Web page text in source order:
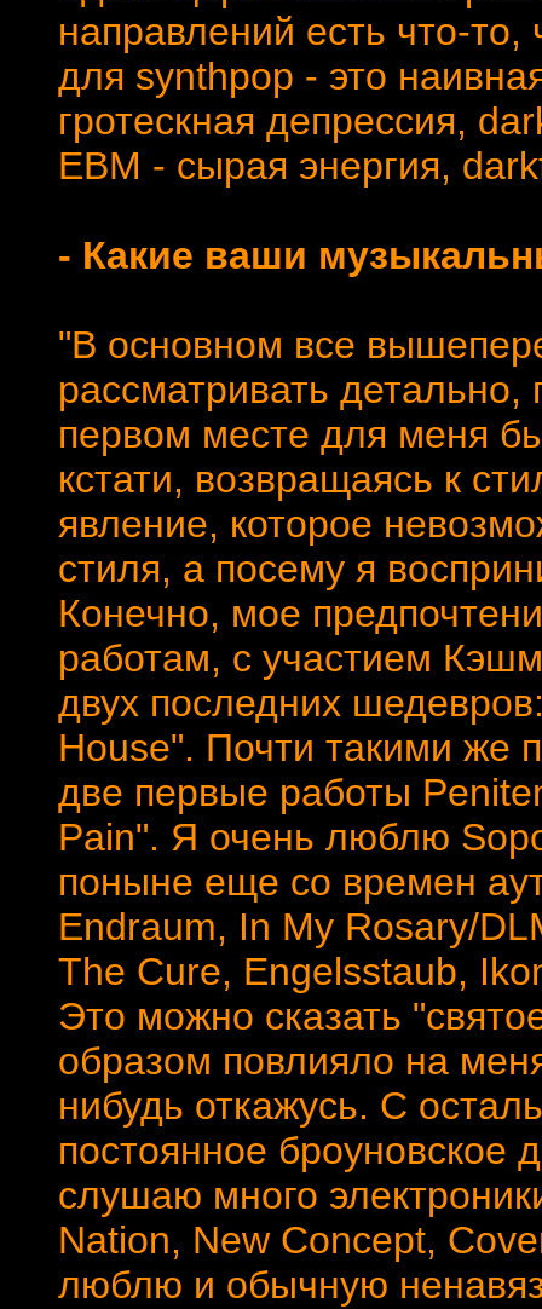
направлений есть что-то,
для synthpop - это
гротескная депрессия,
EBM - сырая энергия,
- Какие ваши
"В основном все
рассматривать
первом месте для меня
кстати, возвращаясь к
явление, которое
стиля, а посему я
Конечно, мое
работам, с участием
двух последних
House". Почти такими же
две первые работы
Pain". Я очень люблю
поныне еще со времен
Endraum, In My Rosary/
The Cure, Engelsstaub,
Это можно сказать
образом повлияло на
нибудь откажусь. С
постоянное броуновское
слушаю много
Nation, New Concept,
люблю и обычную